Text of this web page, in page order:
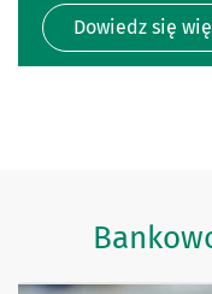
Dowiedz się